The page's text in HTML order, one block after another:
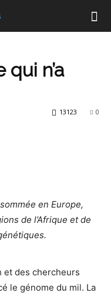
n’a
0
13123
en Europe,
de l’Afrique et de
et des chercheurs
le génome du mil. La